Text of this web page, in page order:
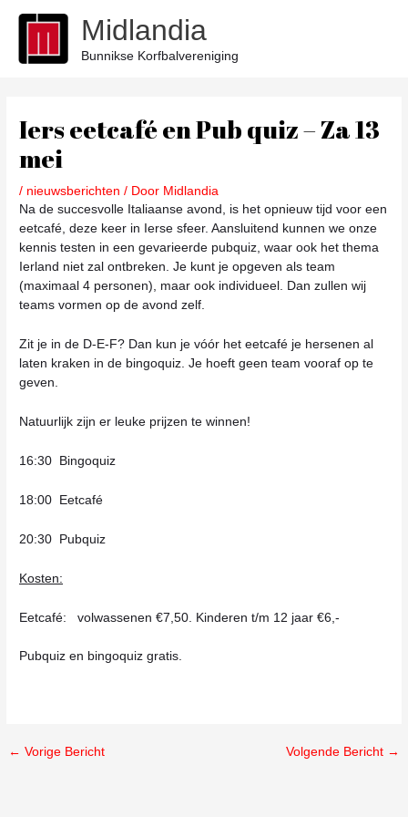
inhoud
Midlandia
Bunnikse Korfbalvereniging
Iers eetcafé en Pub quiz – Za 13
mei
/ nieuwsberichten / Door Midlandia
Na de succesvolle Italiaanse avond, is het opnieuw tijd voor een
eetcafé, deze keer in Ierse sfeer. Aansluitend kunnen we onze
kennis testen in een gevarieerde pubquiz, waar ook het thema
Ierland niet zal ontbreken. Je kunt je opgeven als team
(maximaal 4 personen), maar ook individueel. Dan zullen wij
teams vormen op de avond zelf.
Zit je in de D-E-F? Dan kun je vóór het eetcafé je hersenen al
laten kraken in de bingoquiz. Je hoeft geen team vooraf op te
geven.
Natuurlijk zijn er leuke prijzen te winnen!
16:30 Bingoquiz
18:00 Eetcafé
20:30 Pubquiz
Kosten:
Eetcafé: volwassenen €7,50. Kinderen t/m 12 jaar €6,-
Pubquiz en bingoquiz gratis.
← Vorige Bericht Volgende Bericht →